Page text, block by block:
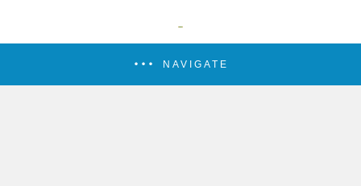
NAVIGATE